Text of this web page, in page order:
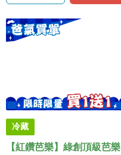
冷藏
【紅鑽芭樂】綠創頂級芭樂